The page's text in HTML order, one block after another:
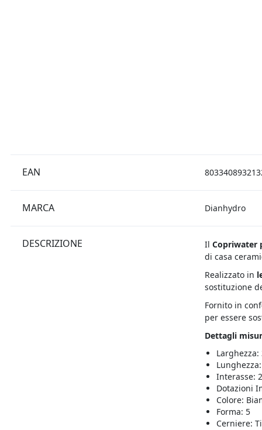
EAN
MARCA Dianhydro
DESCRIZIONE Il Copriwater
di casa
Realizzato in
sostituzione
Fornito in
per essere
Dettagli
Larghezza:
Interasse:
Dotazioni
Colore:
Forma: 5
Cerniere: